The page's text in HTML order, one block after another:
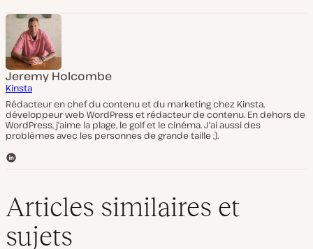
Jeremy Holcombe
Kinsta
Rédacteur en chef du contenu et du marketing chez Kinsta,
développeur web WordPress et rédacteur de contenu. En dehors de
WordPress, j'aime la plage, le golf et le cinéma. J'ai aussi des
problèmes avec les personnes de grande taille ;).
L
e
I
Articles similaires et
sujets